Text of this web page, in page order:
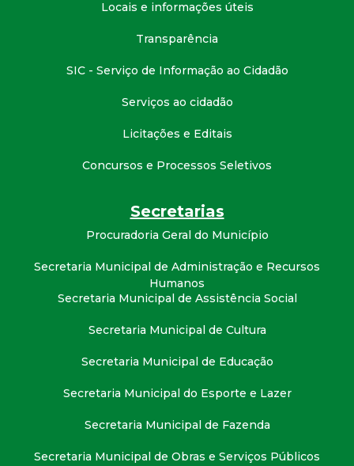
Locais e informações úteis
Transparência
SIC - Serviço de Informação ao Cidadão
Serviços ao cidadão
Licitações e Editais
Concursos e Processos Seletivos
Secretarias
Procuradoria Geral do Município
Secretaria Municipal de Administração e Recursos
Humanos
Secretaria Municipal de Assistência Social
Secretaria Municipal de Cultura
Secretaria Municipal de Educação
Secretaria Municipal do Esporte e Lazer
Secretaria Municipal de Fazenda
Secretaria Municipal de Obras e Serviços Públicos